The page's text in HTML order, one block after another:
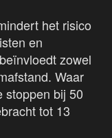
het risico
en
zowel
Waar
stoppen bij 50
tot 13